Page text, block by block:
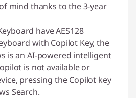
mind thanks to the 3-year
have AES128
with Copilot Key, the
is an AI-powered intelligent
is not available or
pressing the Copilot key
Search.